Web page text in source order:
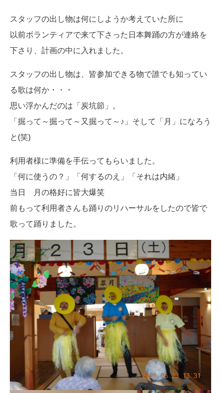
スタッフの出し物は何にしようか考えていた所に
以前ボランティアで来て下さった日本舞踊の方が連絡を
下さり、計画の中に入れました。
スタッフの出し物は、皆参加できる物で誰でも知ってい
る歌は何か・・・
思い浮かんだのは「炭坑節」。
「掘って～掘って～又掘って～♪」そして「月」になろう
と(笑)
利用者様に準備を手伝ってもらいました。
「何に使うの？」「何するのえ」「それは内緒」
当日 月の格好に皆大爆笑
前もって利用者さんも踊りのリハーサルをしたので皆で
歌って踊りました。